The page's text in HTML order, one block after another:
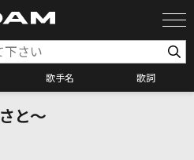
歌手名 歌詞
オケ検索
と～